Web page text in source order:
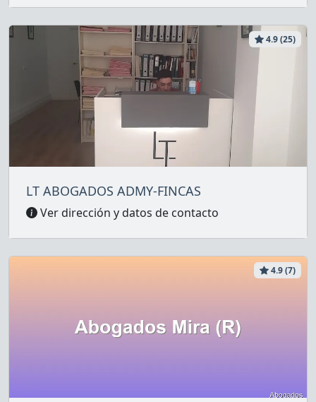
4.9 (25)
LT ABOGADOS ADMY-FINCAS
Ver dirección y datos de contacto
4.9 (7)